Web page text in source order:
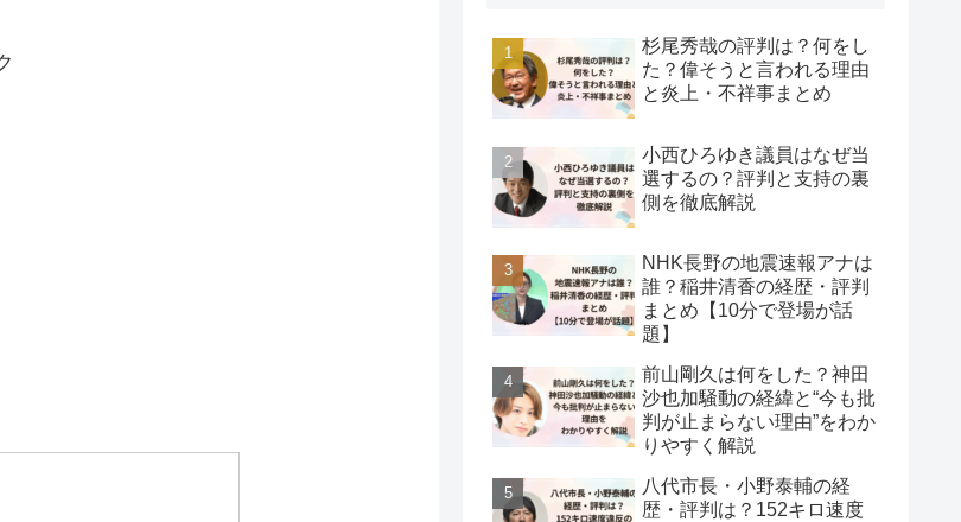
杉尾秀哉の評判は？何をし
た？偉そうと言われる理由
と炎上・不祥事まとめ
小西ひろゆき議員はなぜ当
選するの？評判と支持の裏
側を徹底解説
NHK長野の地震速報アナは
誰？稲井清香の経歴・評判
まとめ【10分で登場が話
題】
前山剛久は何をした？神田
沙也加騒動の経緯と“今も批
判が止まらない理由”をわか
りやすく解説
八代市長・小野泰輔の経
歴・評判は？152キロ速度